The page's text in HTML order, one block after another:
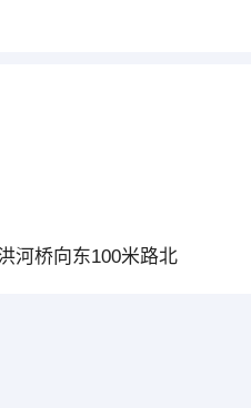
河桥向东100米路北